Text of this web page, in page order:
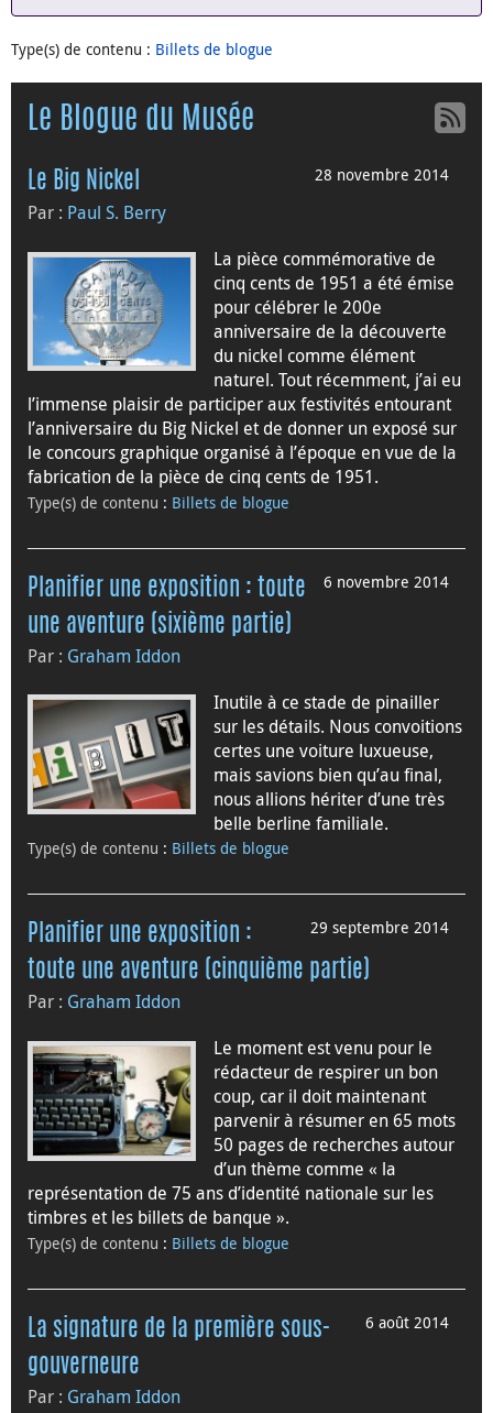
Type(s) de contenu : Billets de blogue
Le Blogue du Musée
28 novembre 2014
Le Big Nickel
Par : Paul S. Berry
La pièce commémorative de
cinq cents de 1951 a été émise
pour célébrer le 200e
anniversaire de la découverte
du nickel comme élément
naturel. Tout récemment, j’ai eu
l’immense plaisir de participer aux festivités entourant
l’anniversaire du Big Nickel et de donner un exposé sur
le concours graphique organisé à l’époque en vue de la
fabrication de la pièce de cinq cents de 1951.
Type(s) de contenu : Billets de blogue
6 novembre 2014
Planifier une exposition : toute
une aventure (sixième partie)
Par : Graham Iddon
Inutile à ce stade de pinailler
sur les détails. Nous convoitions
certes une voiture luxueuse,
mais savions bien qu’au final,
nous allions hériter d’une très
belle berline familiale.
Type(s) de contenu : Billets de blogue
29 septembre 2014
Planifier une exposition :
toute une aventure (cinquième partie)
Par : Graham Iddon
Le moment est venu pour le
rédacteur de respirer un bon
coup, car il doit maintenant
parvenir à résumer en 65 mots
50 pages de recherches autour
d’un thème comme « la
représentation de 75 ans d’identité nationale sur les
timbres et les billets de banque ».
Type(s) de contenu : Billets de blogue
6 août 2014
La signature de la première sous-
gouverneure
Par : Graham Iddon